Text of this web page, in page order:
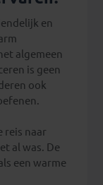
en
algemeen
is geen
ook
reis naar
al was. De
een warme